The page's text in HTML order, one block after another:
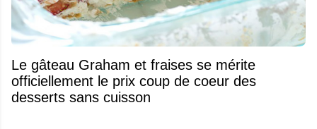
Le gâteau Graham et fraises se mérite
officiellement le prix coup de coeur des
desserts sans cuisson